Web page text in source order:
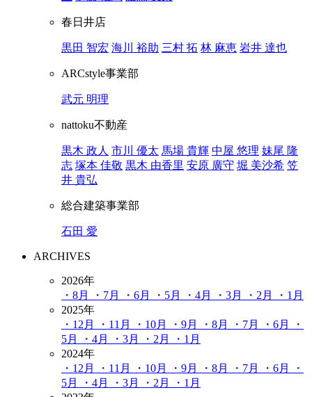
春日井店
黒田 智宏 海川 裕助 三村 拓 林 麻恵 岩井 達也
ARCstyle事業部
武元 明理
nattoku不動産
黒木 政人 市川 優太 馬場 貴輝 中屋 悠理 妹尾 隆
志 塚本 佳敬 黒木 由香里 安原 廣守 堀 美沙希 笠
井 貴弘
総合建築事業部
石田 愛
ARCHIVES
2026年
・8月
・7月 ・6月 ・5月 ・4月 ・3月 ・2月
・1月
2025年
・12月
・11月 ・10月 ・9月 ・8月 ・7月 ・6月
・
5月
・4月 ・3月 ・2月
・1月
2024年
・12月
・11月 ・10月 ・9月 ・8月 ・7月 ・6月
・
5月
・4月 ・3月 ・2月
・1月